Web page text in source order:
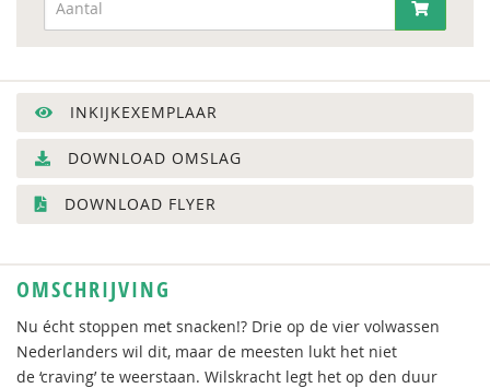
INKIJKEXEMPLAAR
DOWNLOAD OMSLAG
DOWNLOAD FLYER
OMSCHRIJVING
Nu écht stoppen met snacken!? Drie op de vier volwassen
Nederlanders wil dit, maar de meesten lukt het niet
de ‘craving’ te weerstaan. Wilskracht legt het op den duur